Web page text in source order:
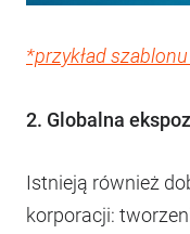
*przykład
2. Globalna
Istnieją również
korporacji: